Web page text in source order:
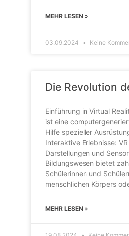
MEHR LESEN »
03.09.2024 Keine
Die Revolution
Einführung in Virtual
ist eine
Hilfe spezieller
Interaktive Erlebnisse:
Darstellungen und
Bildungswesen bietet
Schülerinnen und
menschlichen Körpers
MEHR LESEN »